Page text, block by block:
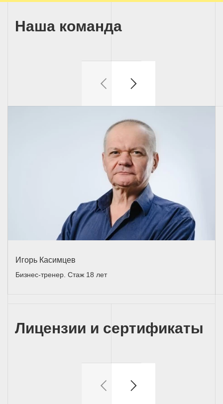
Наша команда
Игорь Касимцев
Бизнес-тренер. Стаж 18 лет
Лицензии и сертификаты